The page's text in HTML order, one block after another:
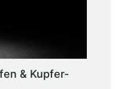
& Kupfer-